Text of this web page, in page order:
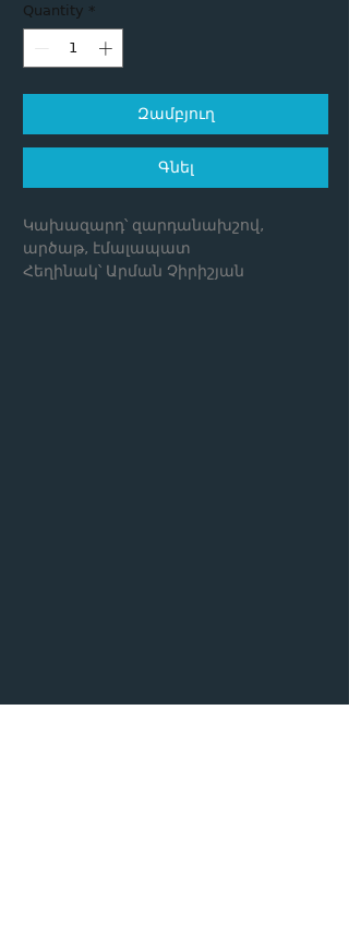
Quantity *
Զամբյուղ
Գնել
Կախազարդ՝ զարդանախշով,
արծաթ, էմալապատ
Հեղինակ՝ Արման Չիրիշյան